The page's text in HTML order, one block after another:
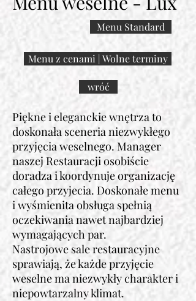
Menu Standard
Menu z cenami | Wolne terminy
wróć
Piękne i eleganckie wnętrza to
doskonała sceneria niezwykłego
przyjęcia weselnego. Manager
naszej Restauracji osobiście
doradza i koordynuje organizację
całego przyjecia. Doskonałe menu
i wyśmienita obsługa spełnią
oczekiwania nawet najbardziej
wymagających par.
Nastrojowe sale restauracyjne
sprawiają, że każde przyjęcie
weselne ma niezwykły charakter i
niepowtarzalny klimat.